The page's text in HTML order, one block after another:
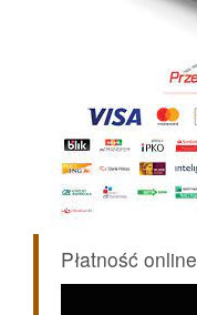
Płatność online